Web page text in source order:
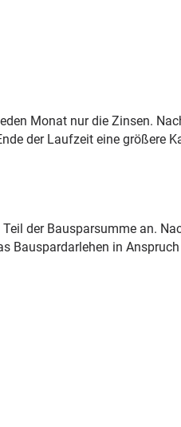
Monat nur die Zinsen.
der Laufzeit eine größere
der Bausparsumme an.
Bauspardarlehen in